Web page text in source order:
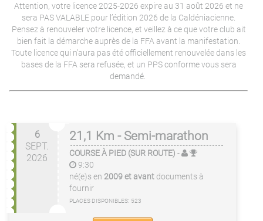
Attention, votre licence 2025-2026 expire au 31 août 2026 et ne
sera PAS VALABLE pour l’édition 2026 de la Caldéniacienne.
Pensez à renouveler votre licence, et veillez à ce que votre club ait
bien fait la démarche auprès de la FFA avant la manifestation.
Toute licence qui n’aura pas été officiellement renouvelée dans les
bases de la FFA sera refusée, et un PPS conforme vous sera
demandé.
6
SEPT.
2026
21,1 Km - Semi-marathon
COURSE À PIED (SUR ROUTE) -
9:30
né(e)s en 2009 et avant documents à
fournir
PLACES DISPONIBLES: 523